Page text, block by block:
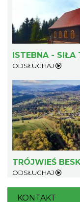
Spotkanie z
Brenna
15.80 km
ISTEBNA - SIŁA
ODSŁUCHAJ
TRÓJWIEŚ
ODSŁUCHAJ
KONTAKT